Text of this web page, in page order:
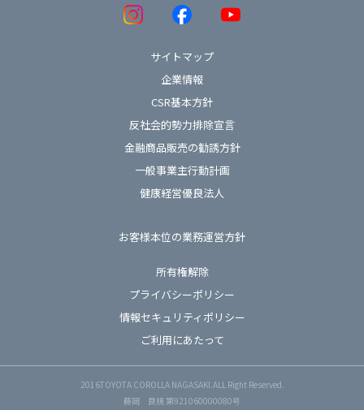
サイトマップ
企業情報
CSR基本方針
反社会的勢力排除宣言
金融商品販売の勧誘方針
一般事業主行動計画
健康経営優良法人
お客様本位の業務運営方針
所有権解除
プライバシーポリシー
情報セキュリティポリシー
ご利用にあたって
2016TOYOTA COROLLA NAGASAKI.ALL Right Reserved.
藤岡 良規 第921060000080号